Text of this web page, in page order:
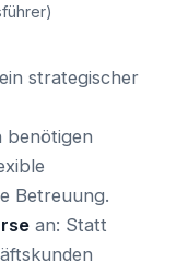
strategischer
benötigen
Betreuung.
an: Statt